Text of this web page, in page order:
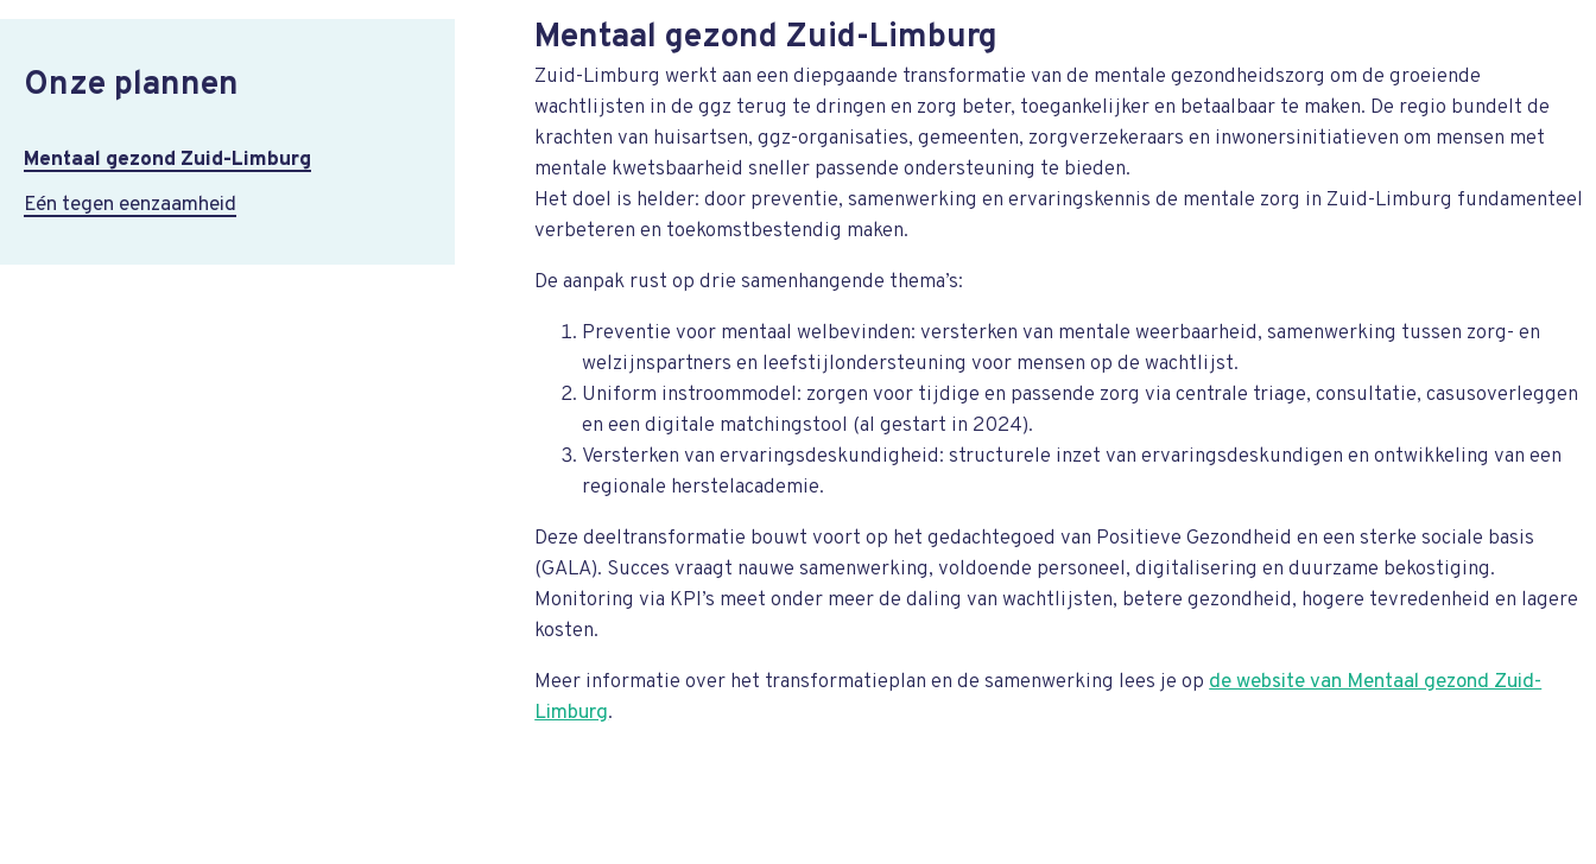
Onze plannen
Mentaal gezond Zuid-Limburg
Eén tegen eenzaamheid
Mentaal gezond Zuid-Limburg
Zuid-Limburg werkt aan een diepgaande transformatie van de mentale gezondheidszorg om de groeiende
wachtlijsten in de ggz terug te dringen en zorg beter, toegankelijker en betaalbaar te maken. De regio bundelt de
krachten van huisartsen, ggz-organisaties, gemeenten, zorgverzekeraars en inwonersinitiatieven om mensen met
mentale kwetsbaarheid sneller passende ondersteuning te bieden.
Het doel is helder: door preventie, samenwerking en ervaringskennis de mentale zorg in Zuid-Limburg fundamenteel
verbeteren en toekomstbestendig maken.
De aanpak rust op drie samenhangende thema’s:
Preventie voor mentaal welbevinden: versterken van mentale weerbaarheid, samenwerking tussen zorg- en
welzijnspartners en leefstijlondersteuning voor mensen op de wachtlijst.
Uniform instroommodel: zorgen voor tijdige en passende zorg via centrale triage, consultatie, casusoverleggen
en een digitale matchingstool (al gestart in 2024).
Versterken van ervaringsdeskundigheid: structurele inzet van ervaringsdeskundigen en ontwikkeling van een
regionale herstelacademie.
Deze deeltransformatie bouwt voort op het gedachtegoed van Positieve Gezondheid en een sterke sociale basis
(GALA). Succes vraagt nauwe samenwerking, voldoende personeel, digitalisering en duurzame bekostiging.
Monitoring via KPI’s meet onder meer de daling van wachtlijsten, betere gezondheid, hogere tevredenheid en lagere
kosten.
Meer informatie over het transformatieplan en de samenwerking lees je opde website van Mentaal gezond Zuid-
Limburg.